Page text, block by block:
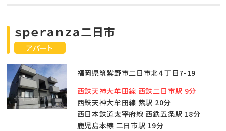
アパート
ｓｐｅｒａｎｚａ二日市
福岡県筑紫野市二日市北４丁目7-19
西鉄天神大牟田線 西鉄二日市駅 9分
西鉄天神大牟田線 紫駅 20分
西日本鉄道太宰府線 西鉄五条駅 18分
鹿児島本線 二日市駅 19分